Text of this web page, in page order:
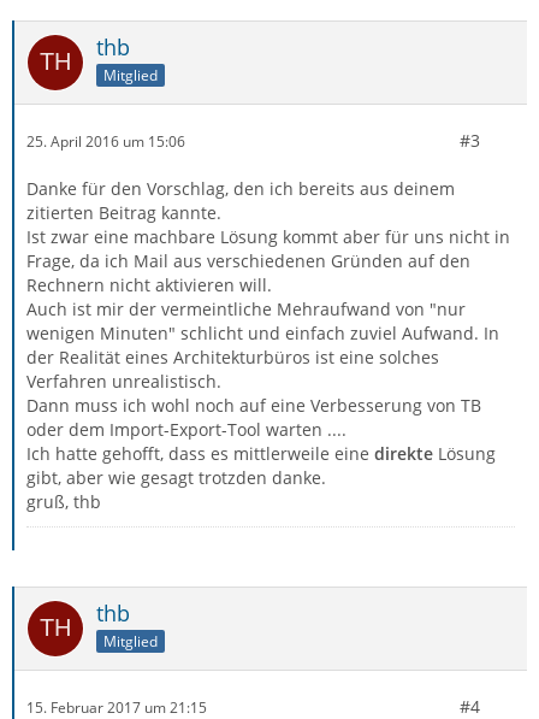
thb
Mitglied
25. April 2016 um 15:06 #3
Danke für den Vorschlag, den ich bereits aus deinem
zitierten Beitrag kannte.
Ist zwar eine machbare Lösung kommt aber für uns nicht in
Frage, da ich Mail aus verschiedenen Gründen auf den
Rechnern nicht aktivieren will.
Auch ist mir der vermeintliche Mehraufwand von "nur
wenigen Minuten" schlicht und einfach zuviel Aufwand. In
der Realität eines Architekturbüros ist eine solches
Verfahren unrealistisch.
Dann muss ich wohl noch auf eine Verbesserung von TB
oder dem Import-Export-Tool warten ....
Ich hatte gehofft, dass es mittlerweile eine direkte Lösung
gibt, aber wie gesagt trotzden danke.
gruß, thb
thb
Mitglied
15. Februar 2017 um 21:15 #4